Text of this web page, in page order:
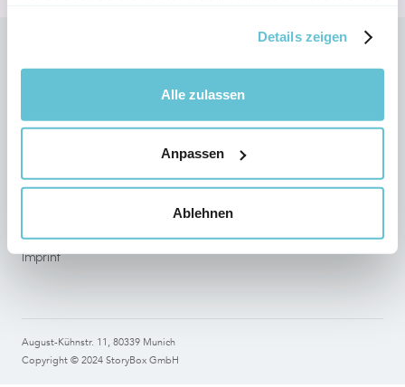
Details zeigen
Alle zulassen
Anpassen
Ablehnen
Legal
Imprint
Copyright © 2024 StoryBox GmbH
August-Kühnstr. 11, 80339 Munich